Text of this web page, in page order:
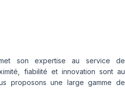
son expertise au service de
fiabilité et innovation sont au
proposons une large gamme de